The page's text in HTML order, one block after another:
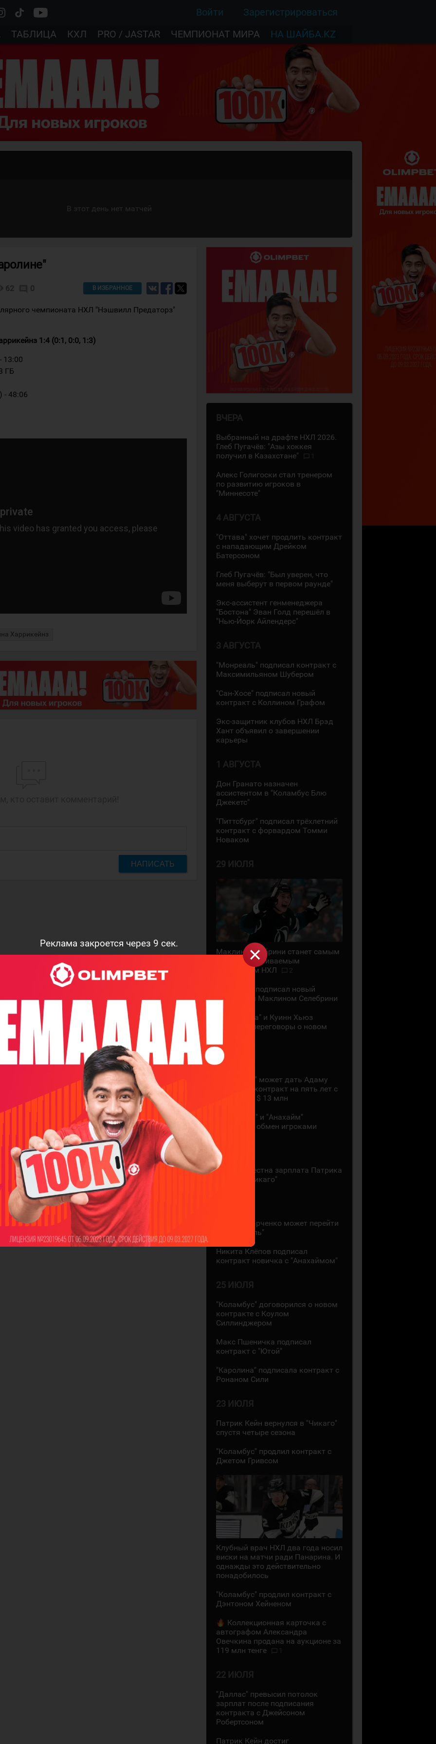
Реклама закроется через 8 сек.
Войти
Зарегистрироваться
ТАБЛИЦА КХЛ PRO / JASTAR ЧЕМПИОНАТ МИРА НА ШАЙБА.KZ
В этот день нет матчей
62 0 В ИЗБРАННОЕ
чемпионата НХЛ "Нэшвилл Предаторз"
1:4 (0:1, 0:0, 1:3)
13:00
ГБ
- 48:06
Харрикейнз
НАПИСАТЬ
ВЧЕРА
Выбранный на драфте НХЛ 2026.
Глеб Пугачёв: "Азы хоккея
получил в Казахстане"
Алекс Голигоски стал тренером
по развитию игроков в
"Миннесоте"
4 АВГУСТА
"Оттава" хочет продлить контракт
с нападающим Дрейком
Батерсоном
Глеб Пугачёв: "Был уверен, что
меня выберут в первом раунде"
Экс-ассистент генменеджера
"Бостона" Эван Голд перешёл в
"Нью-Йорк Айлендерс"
3 АВГУСТА
"Монреаль" подписал контракт с
Максимильяном Шубером
"Сан-Хосе" подписал новый
контракт с Коллином Графом
Экс-защитник клубов НХЛ Брэд
Хант объявил о завершении
карьеры
1 АВГУСТА
Дон Гранато назначен
ассистентом в "Коламбус Блю
Джекетс"
"Питтсбург" подписал трёхлетний
контракт с форвардом Томми
Новаком
29 ИЮЛЯ
Маклин Селебрини станет самым
высокооплачиваемым
хоккеистом НХЛ
"Сан-Хосе" подписал новый
контракт с Маклином Селебрини
"Миннесота" и Куинн Хьюз
проведут переговоры о новом
28 ИЮЛЯ
"Коламбус" может дать Адаму
Фантилли контракт на пять лет с
зарплатой $ 13 млн
"Монреаль" и "Анахайм"
произвели обмен игроками
27 ИЮЛЯ
Стала известна зарплата Патрика
Кейна в "Чикаго"
Кирилл Марченко может перейти
в "Монреаль"
Никита Клёпов подписал
контракт новичка с "Анахаймом"
25 ИЮЛЯ
"Коламбус" договорился о новом
контракте с Коулом
Силлинджером
Макс Пшеничка подписал
контракт с "Ютой"
"Каролина" подписала контракт с
Ронаном Сили
23 ИЮЛЯ
Патрик Кейн вернулся в "Чикаго"
спустя четыре сезона
"Коламбус" продлил контракт с
Джетом Гривсом
Клубный врач НХЛ два года носил
виски на матчи ради Панарина. И
однажды это действительно
понадобилось
"Коламбус" продлил контракт с
Дэнтоном Хейненом
Коллекционная карточка с
автографом Александра
Овечкина продана на аукционе за
119 млн тенге
22 ИЮЛЯ
"Даллас" превысил потолок
зарплат после подписания
контракта с Джейсоном
Робертсоном
Патрик Кейн достиг